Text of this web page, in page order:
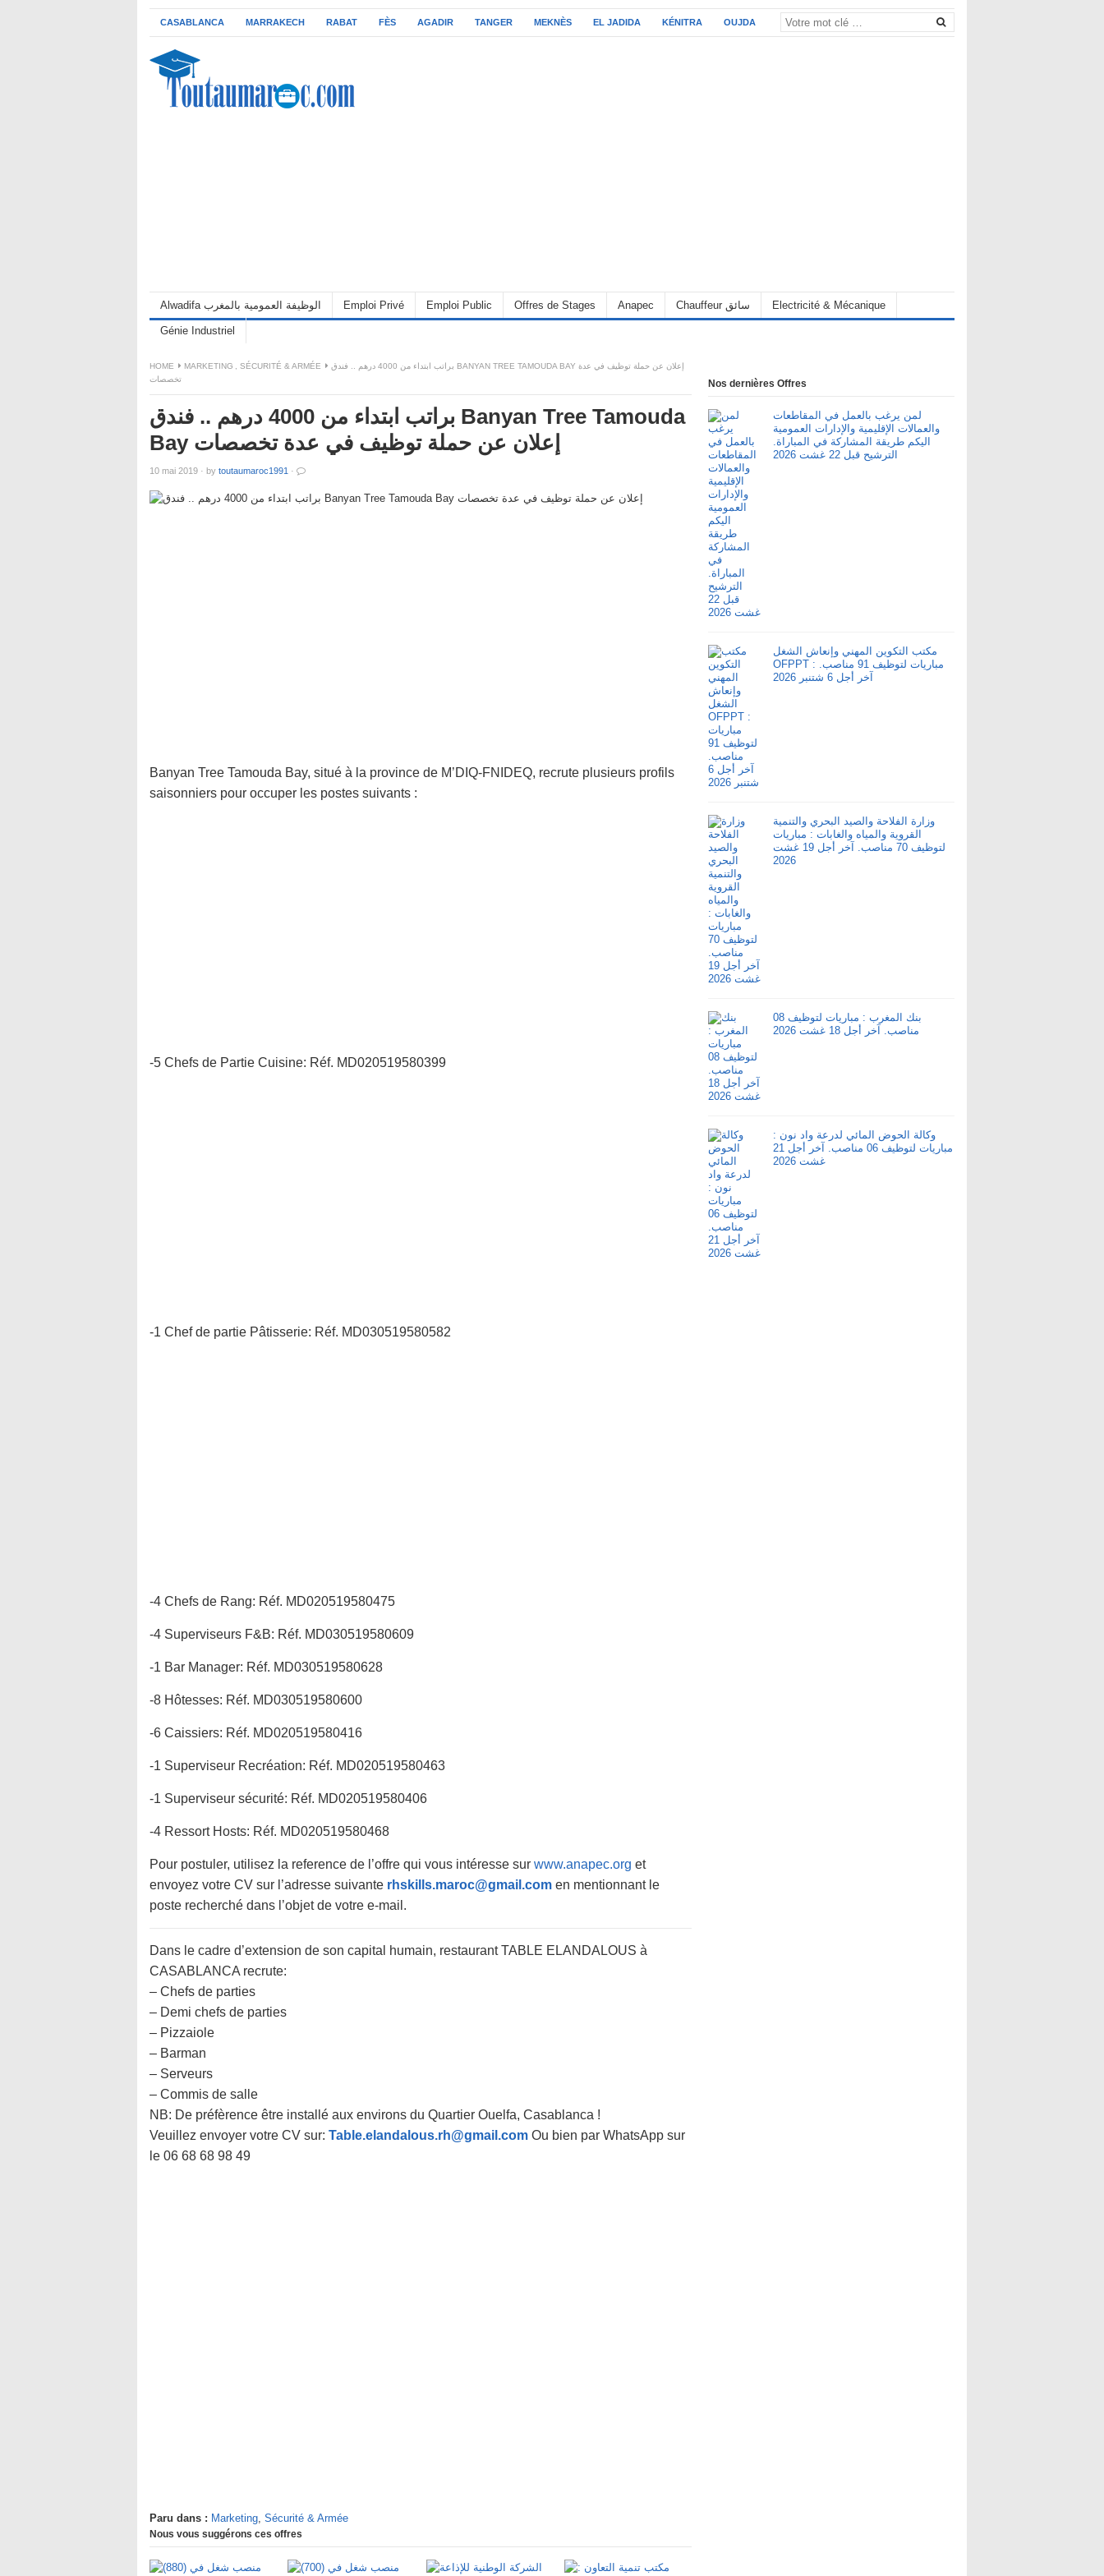
CASABLANCA MARRAKECH RABAT FÈS AGADIR TANGER MEKNÈS EL JADIDA KÉNITRA OUJDA
Alwadifa الوظيفة العمومية بالمغرب Emploi Privé Emploi Public Offres de Stages Anapec Chauffeur سائق Electricité & Mécanique
Génie Industriel
HOME MARKETING SÉCURITÉ & ARMÉE
براتب ابتداء من 4000 درهم .. فندق BANYAN TREE TAMOUDA BAY إعلان عن حملة توظيف في عدة
تخصصات
براتب ابتداء من 4000 درهم .. فندق Banyan Tree Tamouda
Bay إعلان عن حملة توظيف في عدة تخصصات
10 mai 2019 · by toutaumaroc1991 ·
Banyan Tree Tamouda Bay, situé à la province de M’DIQ-FNIDEQ, recrute plusieurs profils
saisonniers pour occuper les postes suivants :
-5 Chefs de Partie Cuisine: Réf. MD020519580399
-1 Chef de partie Pâtisserie: Réf. MD030519580582
-4 Chefs de Rang: Réf. MD020519580475
-4 Superviseurs F&B: Réf. MD030519580609
-1 Bar Manager: Réf. MD030519580628
-8 Hôtesses: Réf. MD030519580600
-6 Caissiers: Réf. MD020519580416
-1 Superviseur Recréation: Réf. MD020519580463
-1 Superviseur sécurité: Réf. MD020519580406
-4 Ressort Hosts: Réf. MD020519580468
Pour postuler, utilisez la reference de l’offre qui vous intéresse sur www.anapec.org et
envoyez votre CV sur l’adresse suivante rhskills.maroc@gmail.com en mentionnant le
poste recherché dans l’objet de votre e-mail.
Dans le cadre d’extension de son capital humain, restaurant TABLE ELANDALOUS à
CASABLANCA recrute:
– Chefs de parties
– Demi chefs de parties
– Pizzaiole
– Barman
– Serveurs
– Commis de salle
NB: De préfèrence être installé aux environs du Quartier Ouelfa, Casablanca !
Veuillez envoyer votre CV sur: Table.elandalous.rh@gmail.com Ou bien par WhatsApp sur
le 06 68 68 98 49
Paru dans : Marketing, Sécurité & Armée
Nous vous suggérons ces offres
Nos dernières Offres
لمن يرغب بالعمل في المقاطعات
والعمالات الإقليمية والإدارات العمومية
اليكم طريقة المشاركة في المباراة.
الترشيح قبل 22 غشت 2026
مكتب التكوين المهني وإنعاش الشغل
OFPPT : مباريات لتوظيف 91 مناصب.
آخر أجل 6 شتنبر 2026
وزارة الفلاحة والصيد البحري والتنمية
القروية والمياه والغابات : مباريات
لتوظيف 70 مناصب. آخر أجل 19 غشت
2026
بنك المغرب : مباريات لتوظيف 08
مناصب. آخر أجل 18 غشت 2026
وكالة الحوض المائي لدرعة واد نون :
مباريات لتوظيف 06 مناصب. آخر أجل 21
غشت 2026